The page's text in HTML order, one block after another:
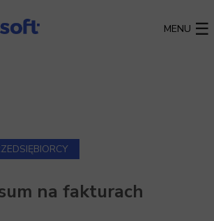
MENU
na fakturach